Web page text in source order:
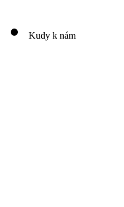
Kudy k nám